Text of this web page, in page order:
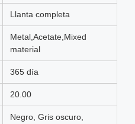
Llanta completa
Metal,Acetate,Mixed
material
365 día
20.00
Negro, Gris oscuro,